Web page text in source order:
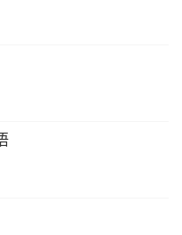
接受的方式去谈论喜
时候走？」令到他的
明另一种表达方式：